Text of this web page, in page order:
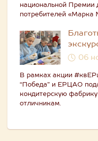
национальной Премии
потребителей «Марка
06
В рамках акции
“Победа” и ЕРЦАО
кондитерскую
отличникам.